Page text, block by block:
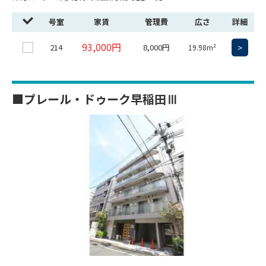
号室 家賃 管理費 広さ 詳細
214 93,000円 8,000円 19.98m² >
■プレール・ドゥーク早稲田Ⅲ